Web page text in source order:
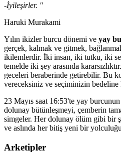
-İyileşirler. "
Haruki Murakami
Yılın ikizler burcu dönemi ve yay
gerçek, kalmak ve gitmek,
ikilemlerdir. İki insan, iki tutku, iki
temelde iki şey arasında
geceleri beraberinde getirebilir. Bu
vereceksiniz ve seçiminizin bedeline
23 Mayıs saat 16:53'te yay
dolunay bütünleşmeyi, çemberin
simgeler. Her dolunay ölüm gibi bir
ve aslında her bitiş yeni bir
Arketipler